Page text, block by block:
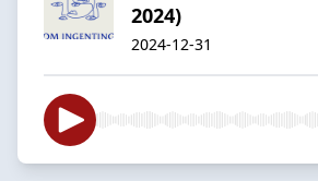
2024)
2024-12-31